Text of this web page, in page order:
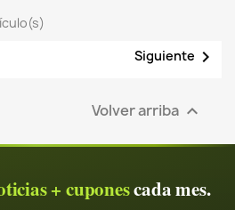
Siguiente 
Volver arriba 
+ cuponescada mes.